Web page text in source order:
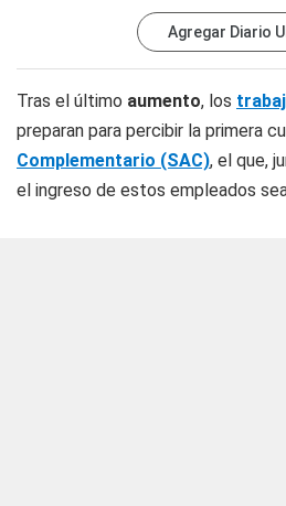
Agregar Diario
Tras el último aumento, los
preparan para percibir la primera
Complementario (SAC), el que,
el ingreso de estos empleados